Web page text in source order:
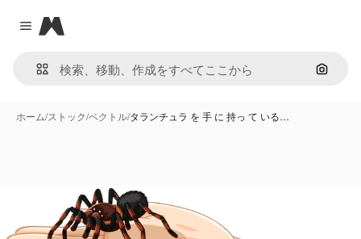
Close menu
Magnific
画像で
ホーム/ストック/ベクトル/タランチュラ を 手 に 持っ て いる…